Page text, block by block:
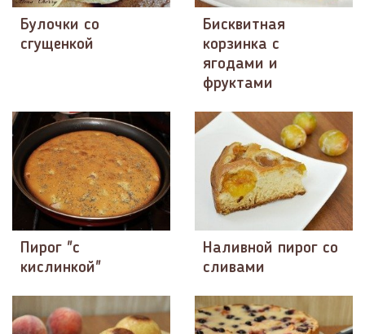
Булочки со
сгущенкой
Бисквитная
корзинка с
ягодами и
фруктами
Пирог "с
кислинкой"
Наливной пирог со
сливами